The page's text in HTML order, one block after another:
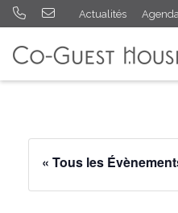
Actualités Agenda
« Tous les